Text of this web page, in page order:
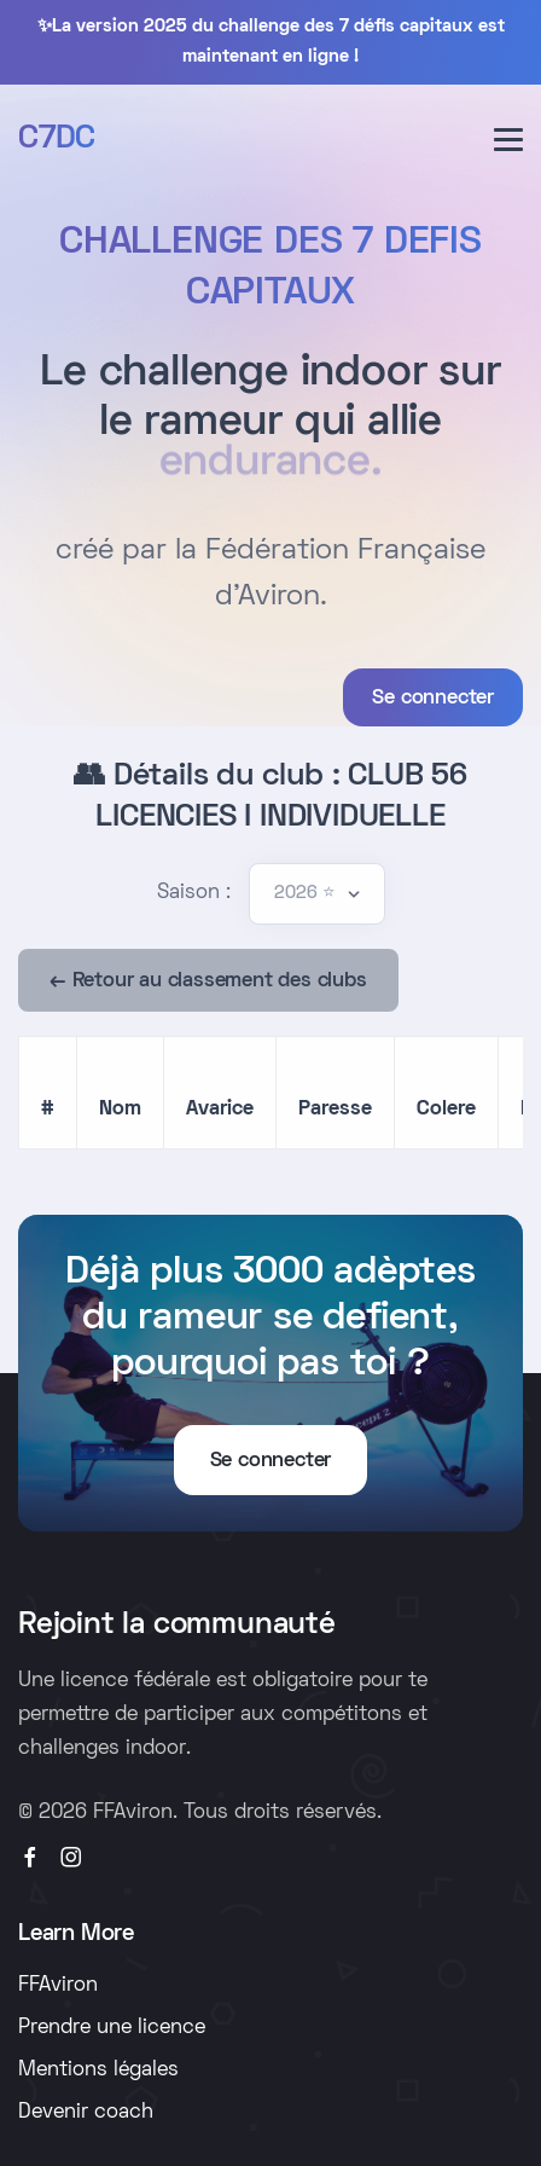
✨La version 2025 du challenge des 7 défis capitaux est
maintenant en ligne !
C7DC
CHALLENGE DES 7 DEFIS
CAPITAUX
Le challenge indoor sur
le rameur qui allie
endurance.
créé par la Fédération Française
d'Aviron.
Se connecter
👥 Détails du club : CLUB 56
LICENCIES I INDIVIDUELLE
Saison :
← Retour au classement des clubs
# Nom Avarice Paresse Colere
Déjà plus 3000 adèptes
du rameur se defient,
pourquoi pas toi ?
Se connecter
Rejoint la communauté
Une licence fédérale est obligatoire pour te
permettre de participer aux compétitons et
challenges indoor.
© 2026 FFAviron. Tous droits réservés.
Learn More
FFAviron
Prendre une licence
Mentions légales
Devenir coach